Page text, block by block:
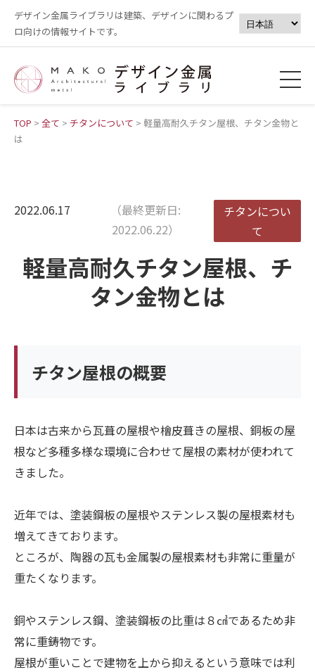
デザイン金属ライブラリは建築、デザインに関わるプ
ロ向けの情報サイトです。
TOP > 全て > チタンについて > 軽量高耐久チタン屋根、チタン金物と
は
2022.06.17
（最終更新日:
2022.06.22）
チタンについ
て
軽量高耐久チタン屋根、チ
タン金物とは
チタン屋根の概要
日本は古来から瓦葺の屋根や檜皮葺きの屋根、銅板の屋
根など多種多様な環境に合わせて屋根の素材が使われて
きました。
近年では、塗装鋼板の屋根やステンレス製の屋根素材も
増えてきております。
ところが、陶器の瓦も金属製の屋根素材も非常に重量が
重たくなります。
銅やステンレス鋼、塗装鋼板の比重は８㎤であるため非
常に重鋳物です。
屋根が重いことで建物を上から抑えるという意味では利